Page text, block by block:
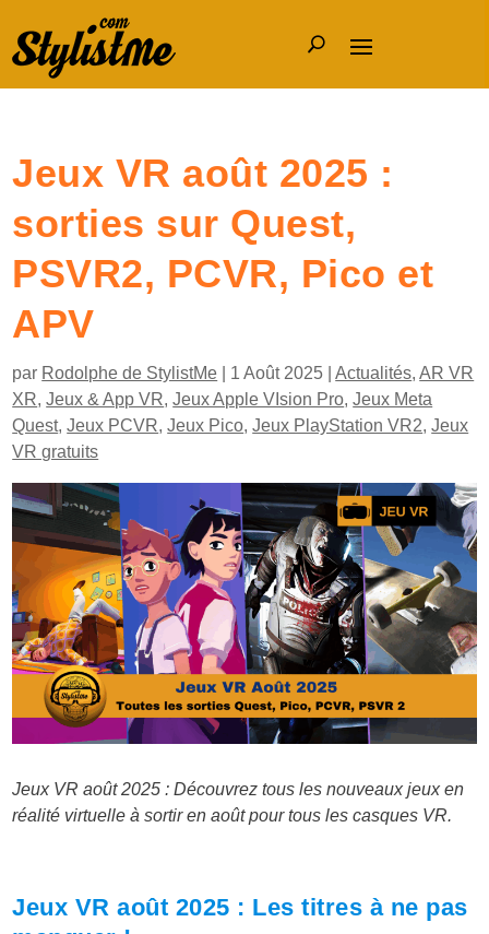
Jeux VR août 2025 :
sorties sur Quest,
PSVR2, PCVR, Pico et
APV
par Rodolphe de StylistMe 1 Août 2025 |Actualités,AR VR
XR,Jeux & App VR,Jeux Apple VIsion Pro,Jeux Meta
Quest,Jeux PCVR,Jeux Pico,Jeux PlayStation VR2,Jeux
VR gratuits
Jeux VR août 2025 : Découvrez tous les nouveaux jeux en
réalité virtuelle à sortir en août pour tous les casques VR.
Jeux VR août 2025 : Les titres à ne pas